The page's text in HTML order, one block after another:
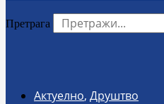
Претрага
Актуелно, Друштво